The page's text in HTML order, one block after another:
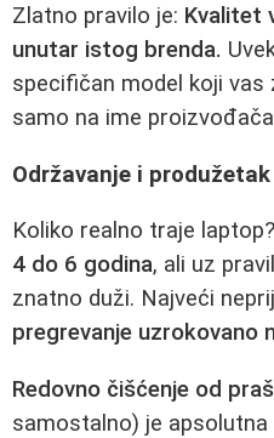
Zlatno pravilo je: Kvalitet
unutar istog brenda.
specifičan model koji vas
samo na ime
Održavanje i
Koliko realno traje
4 do 6 godina, ali uz
znatno duži. Najveći
pregrevanje uzrokovano
Redovno čišćenje od
samostalno) je